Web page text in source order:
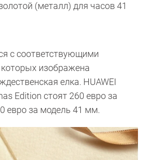
(металл) для часов 41
с соответствующими
изображена
елка. HUAWEI
Edition стоят 260 евро за
евро за модель 41 мм.